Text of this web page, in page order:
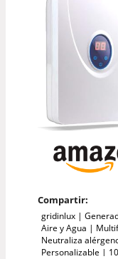
Compartir:
gridinlux |
Aire y Agua |
Neutraliza
Personalizable |